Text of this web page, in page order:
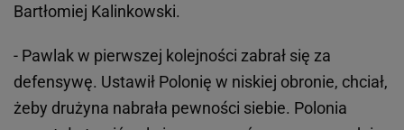
Bartłomiej Kalinkowski.
- Pawlak w pierwszej kolejności zabrał się za
defensywę. Ustawił Polonię w niskiej obronie, chciał,
żeby drużyna nabrała pewności siebie. Polonia